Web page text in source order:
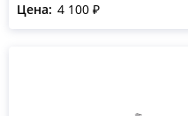
Цена: 4 100 ₽